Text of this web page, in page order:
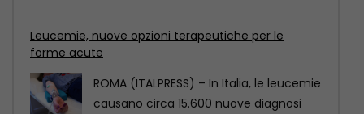
Polizia potenzia controlli in mare, a Catania due
nuovi acquascooter
CATANIA (ITALPRESS) – Il Dipartimento
della Pubblica Sicurezza- Servizio